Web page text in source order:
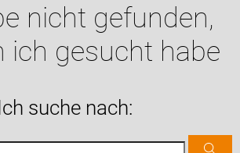
nicht gefunden,
ich gesucht habe
suche nach: